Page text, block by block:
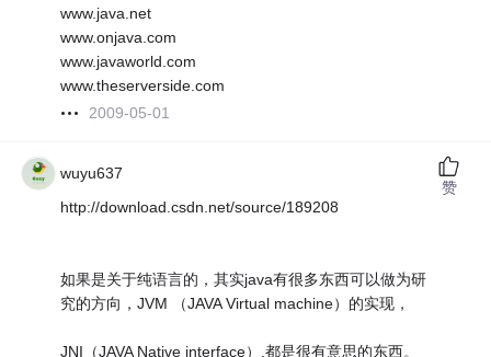
www.java.net
www.onjava.com
www.javaworld.com
www.theserverside.com
2009-05-01
wuyu637
http://download.csdn.net/source/189208
如果是关于纯语言的，其实java有很多东西可以做为研
究的方向，JVM （JAVA Virtual machine）的实现，
JNI（JAVA Native interface）,都是很有意思的东西。
赞